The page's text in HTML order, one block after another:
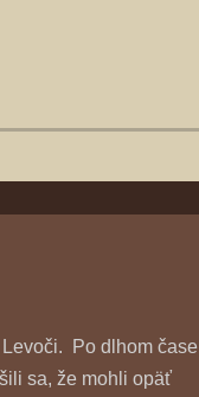
Po dlhom čase
sa, že mohli opäť